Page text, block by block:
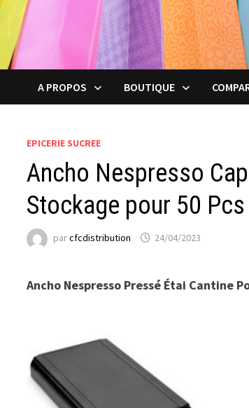
A PROPOS BOUTIQUE
EPICERIE SUCREE
Ancho Nespresso
Stockage pour 50
parcfcdistribution 24/04/2023
Ancho Nespresso Pressé Étai Cantine